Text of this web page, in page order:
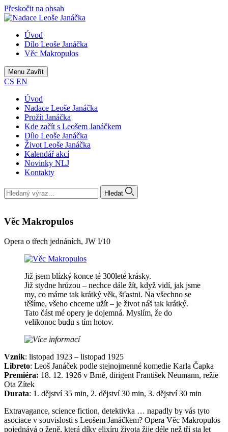
Přeskočit na obsah
Úvod
Dílo Leoše Janáčka
Věc Makropulos
Menu Zavřít
CS EN
Úvod
Nadace Leoše Janáčka
Prožít Janáčka
Kde začít s Leošem Janáčkem
Dílo Leoše Janáčka
Život Leoše Janáčka
Kalendář akcí
Novinky NLJ
Kontakty
Hledat
Věc Makropulos
Opera o třech jednáních, JW I/10
Již jsem blízký konce té 300leté krásky.
Již stydne hrůzou – nechce dále žít, když vidí, jak jsme
my, co máme tak krátký věk, šťastni. Na všechno se
těšíme, všeho chceme užít – je život náš tak krátký.
Tato část mé opery je dojemná. Myslím, že do
velikonoc budu s tím hotov.
Vznik: listopad 1923 – listopad 1925
Libreto: Leoš Janáček podle stejnojmenné komedie Karla Čapka
Premiéra: 18. 12. 1926 v Brně, dirigent František Neumann, režie
Ota Zítek
Durata: 1. dějství 35 min, 2. dějství 30 min, 3. dějství 30 min
Extravagance, science fiction, detektivka … napadly by vás tyto
asociace v souvislosti s Leošem Janáčkem? Opera Věc Makropulos
pojednává o ženě, která díky elixíru života žije déle než tři sta let